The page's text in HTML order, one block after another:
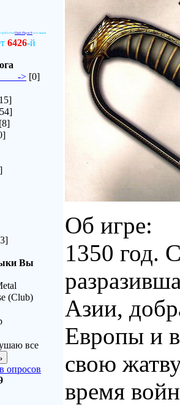
требуетсяFlash Player 9или выше.
6426-й
> [0]
[8]
Вы
(Club)
все
опросов
Об игре:
1350 год.
Азии,
Европы и
свою
время